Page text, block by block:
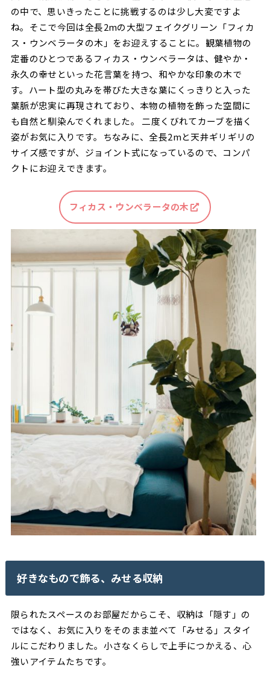
の中で、思いきったことに挑戦するのは少し大変ですよ
ね。そこで今回は全長2mの大型フェイクグリーン「フィカ
ス・ウンベラータの木」をお迎えすることに。観葉植物の
定番のひとつであるフィカス・ウンベラータは、健やか・
永久の幸せといった花言葉を持つ、和やかな印象の木で
す。ハート型の丸みを帯びた大きな葉にくっきりと入った
葉脈が忠実に再現されており、本物の植物を飾った空間に
も自然と馴染んでくれました。 二度くびれてカーブを描く
姿がお気に入りです。ちなみに、全長2mと天井ギリギリの
サイズ感ですが、ジョイント式になっているので、コンパ
クトにお迎えできます。
フィカス・ウンベラータの木
好きなもので飾る、みせる収納
限られたスペースのお部屋だからこそ、収納は「隠す」の
ではなく、お気に入りをそのまま並べて「みせる」スタイ
ルにこだわりました。小さなくらしで上手につかえる、心
強いアイテムたちです。